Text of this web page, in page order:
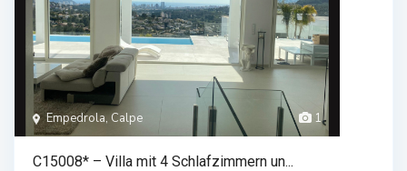
1
Empedrola, Calpe
C15008* – Villa mit 4 Schlafzimmern un...